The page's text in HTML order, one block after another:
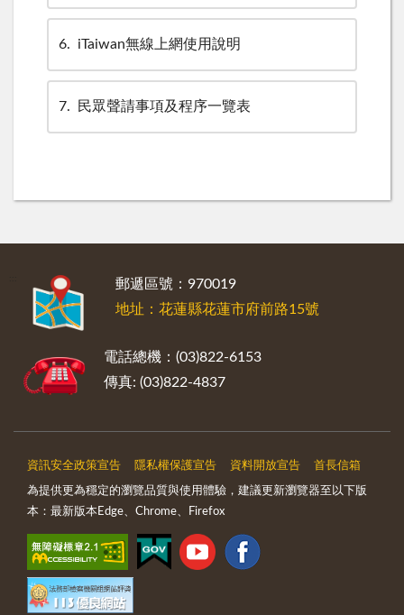
6 iTaiwan無線上網使用說明
7 民眾聲請事項及程序一覽表
郵遞區號：970019
地址：花蓮縣花蓮市府前路15號
電話總機：(03)822-6153
傳真: (03)822-4837
資訊安全政策宣告 隱私權保護宣告 資料開放宣告 首長信箱
為提供更為穩定的瀏覽品質與使用體驗，建議更新瀏覽器至以下版
本：最新版本Edge、Chrome、Firefox